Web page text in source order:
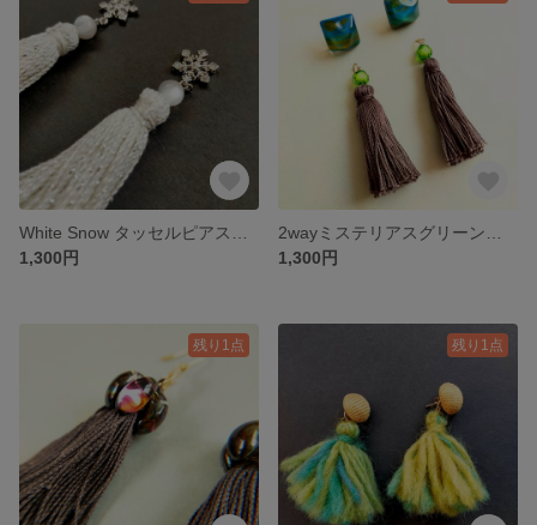
1,300円
1,300円
残り1点 残り1点